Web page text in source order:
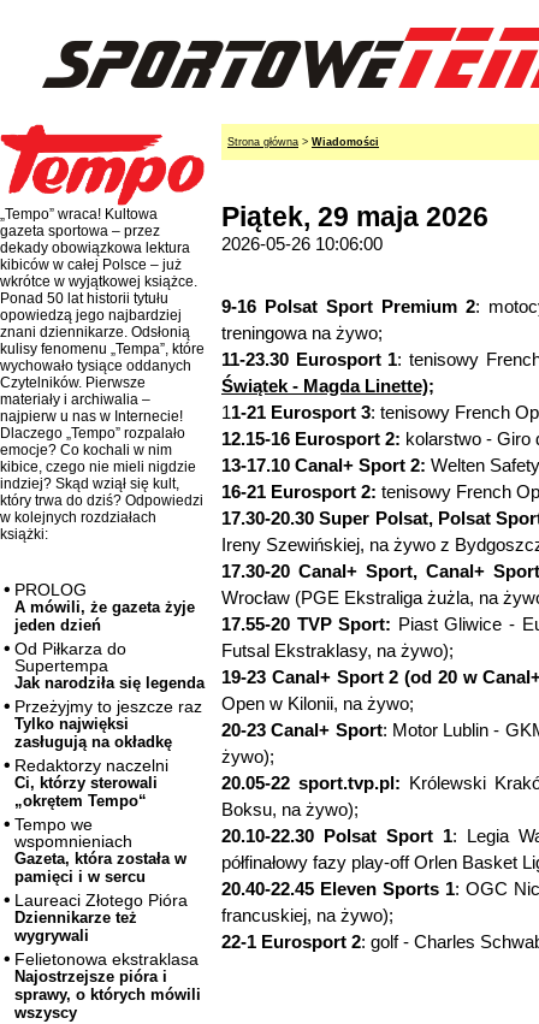
„Tempo” wraca! Kultowa
gazeta sportowa – przez
dekady obowiązkowa lektura
kibiców w całej Polsce – już
wkrótce w wyjątkowej książce.
Ponad 50 lat historii tytułu
opowiedzą jego najbardziej
znani dziennikarze. Odsłonią
kulisy fenomenu „Tempa”, które
wychowało tysiące oddanych
Czytelników. Pierwsze
materiały i archiwalia –
najpierw u nas w Internecie!
Dlaczego „Tempo” rozpalało
emocje? Co kochali w nim
kibice, czego nie mieli nigdzie
indziej? Skąd wziął się kult,
który trwa do dziś? Odpowiedzi
w kolejnych rozdziałach
książki:
PROLOG
A mówili, że gazeta żyje
jeden dzień
Od Piłkarza do
Supertempa
Jak narodziła się legenda
Przeżyjmy to jeszcze raz
Tylko najwięksi
zasługują na okładkę
Redaktorzy naczelni
Ci, którzy sterowali
„okrętem Tempo“
Tempo we
wspomnieniach
Gazeta, która została w
pamięci i w sercu
Laureaci Złotego Pióra
Dziennikarze też
wygrywali
Felietonowa ekstraklasa
Najostrzejsze pióra i
sprawy, o których mówili
wszyscy
Strona główna > Wiadomości
Piątek, 29 maja 2026
2026-05-26 10:06:00
9-16 Polsat Sport Premium 2:
treningowa na żywo;
11-23.30 Eurosport 1: tenisowy
Świątek - Magda Linette);
11-21 Eurosport 3: tenisowy French
12.15-16 Eurosport 2: kolarstwo - Giro
13-17.10 Canal+ Sport 2: Welten
16-21 Eurosport 2: tenisowy French
17.30-20.30 Super Polsat, Polsat
Ireny Szewińskiej, na żywo z
17.30-20 Canal+ Sport, Canal+
Wrocław (PGE Ekstraliga żużla, na
17.55-20 TVP Sport: Piast Gliwice -
Futsal Ekstraklasy, na żywo);
19-23 Canal+ Sport 2 (od 20 w
Open w Kilonii, na żywo;
20-23 Canal+ Sport: Motor Lublin -
żywo);
20.05-22 sport.tvp.pl: Królewski
Boksu, na żywo);
20.10-22.30 Polsat Sport 1: Legia
półfinałowy fazy play-off Orlen Basket
20.40-22.45 Eleven Sports 1: OGC
francuskiej, na żywo);
22-1 Eurosport 2: golf - Charles